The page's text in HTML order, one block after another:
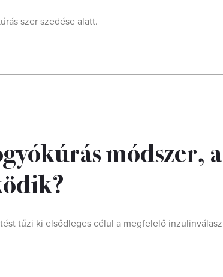
szer szedése alatt.
módszer, a
tűzi ki elsődleges célul a megfelelő